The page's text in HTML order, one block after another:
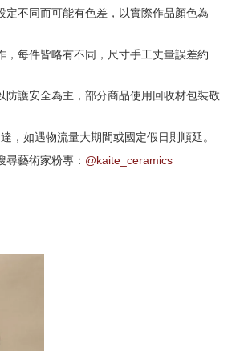
定不同而可能有色差，以實際作品顏色為
，每件皆略有不同，尺寸手工丈量誤差約
防護安全為主，部分商品使用回收材包裝敬
，如遇物流量大期間或國定假日則順延。
尋藝術家粉專： @kaite_ceramics